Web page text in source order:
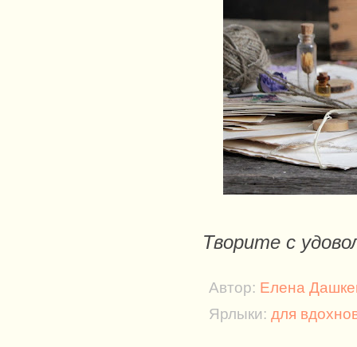
Творите с
Автор: Елена
Ярлыки: для